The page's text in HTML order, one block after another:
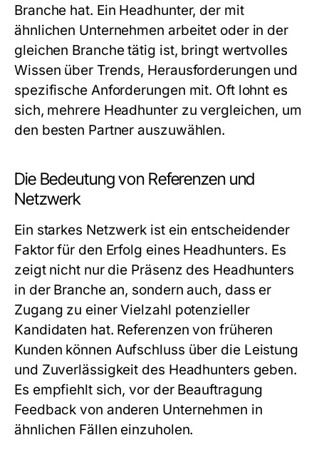
Branche hat. Ein Headhunter, der mit
ähnlichen Unternehmen arbeitet oder in der
gleichen Branche tätig ist, bringt wertvolles
Wissen über Trends, Herausforderungen und
spezifische Anforderungen mit. Oft lohnt es
sich, mehrere Headhunter zu vergleichen, um
den besten Partner auszuwählen.
Die Bedeutung von Referenzen und
Netzwerk
Ein starkes Netzwerk ist ein entscheidender
Faktor für den Erfolg eines Headhunters. Es
zeigt nicht nur die Präsenz des Headhunters
in der Branche an, sondern auch, dass er
Zugang zu einer Vielzahl potenzieller
Kandidaten hat. Referenzen von früheren
Kunden können Aufschluss über die Leistung
und Zuverlässigkeit des Headhunters geben.
Es empfiehlt sich, vor der Beauftragung
Feedback von anderen Unternehmen in
ähnlichen Fällen einzuholen.